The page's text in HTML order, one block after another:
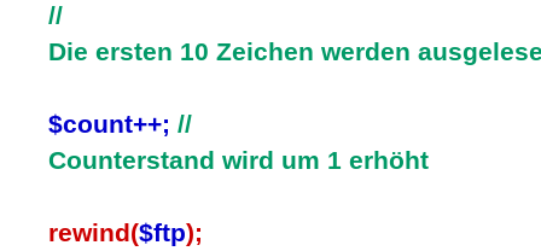
//
Die ersten 10 Zeichen werden
$count++; //
Counterstand wird um 1 erhöht
rewind($ftp);